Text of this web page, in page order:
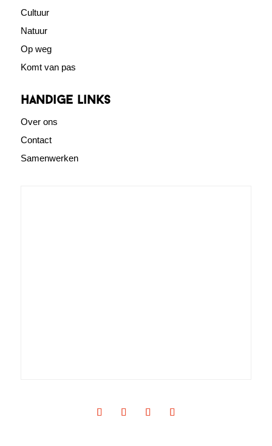
Cultuur
Natuur
Op weg
Komt van pas
Handige links
Over ons
Contact
Samenwerken